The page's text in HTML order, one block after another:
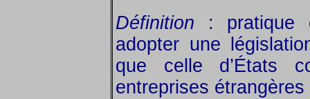
Définition : pratique
adopter une
que celle d’États
entreprises